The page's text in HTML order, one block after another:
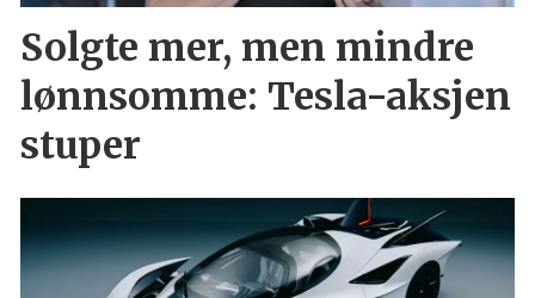
Solgte mer, men mindre
lønnsomme: Tesla-aksjen
stuper